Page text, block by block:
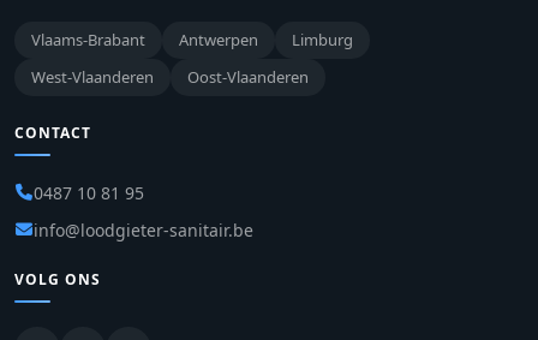
Vlaams-Brabant Antwerpen
Limburg
West-Vlaanderen
Oost-Vlaanderen
CONTACT
0487 10 81 95
info@loodgieter-sanitair.be
VOLG ONS